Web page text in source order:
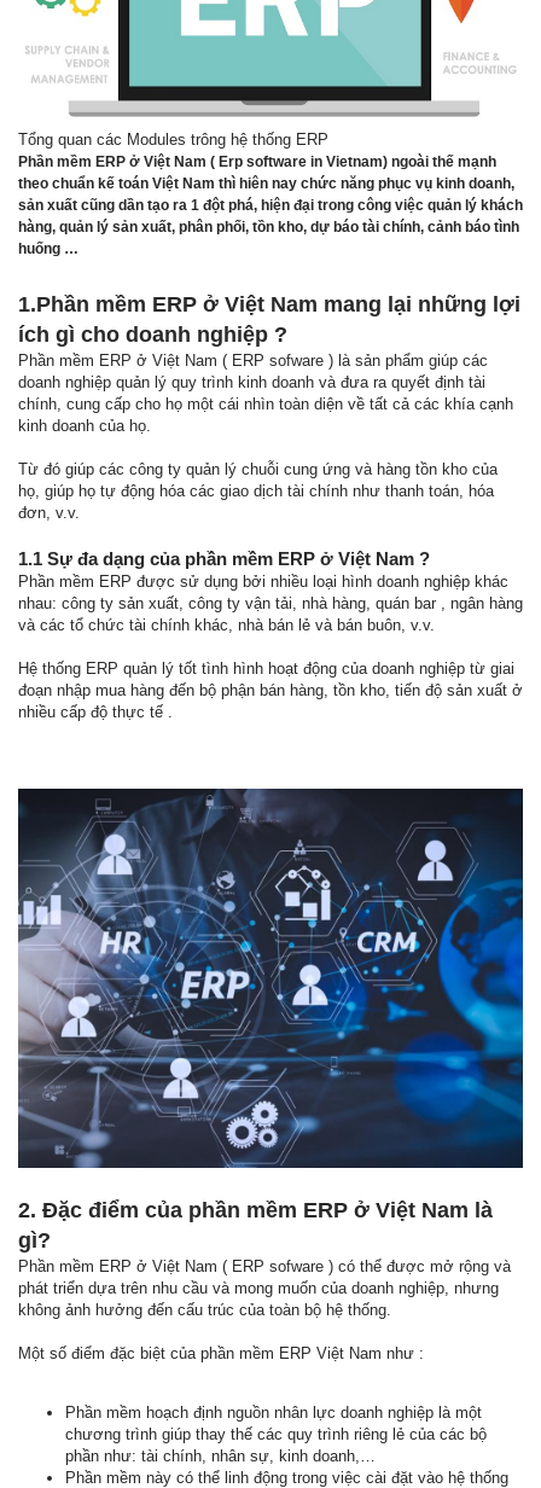
Tổng quan các Modules trông hệ thống ERP
Phần mềm ERP ở Việt Nam ( Erp software in Vietnam) ngoài thế mạnh
theo chuẩn kế toán Việt Nam thì hiên nay chức năng phục vụ kinh doanh,
sản xuất cũng dần tạo ra 1 đột phá, hiện đại trong công việc quản lý khách
hàng, quản lý sản xuất, phân phối, tồn kho, dự báo tài chính, cảnh báo tình
huống …
1.Phần mềm ERP ở Việt Nam mang lại những lợi
ích gì cho doanh nghiệp ?
Phần mềm ERP ở Việt Nam ( ERP sofware ) là sản phẩm giúp các
doanh nghiệp quản lý quy trình kinh doanh và đưa ra quyết định tài
chính, cung cấp cho họ một cái nhìn toàn diện về tất cả các khía cạnh
kinh doanh của họ.
Từ đó giúp các công ty quản lý chuỗi cung ứng và hàng tồn kho của
họ, giúp họ tự động hóa các giao dịch tài chính như thanh toán, hóa
đơn, v.v.
1.1 Sự đa dạng của phần mềm ERP ở Việt Nam ?
Phần mềm ERP được sử dụng bởi nhiều loại hình doanh nghiệp khác
nhau: công ty sản xuất, công ty vận tải, nhà hàng, quán bar , ngân hàng
và các tổ chức tài chính khác, nhà bán lẻ và bán buôn, v.v.
Hệ thống ERP quản lý tốt tình hình hoạt động của doanh nghiệp từ giai
đoạn nhập mua hàng đến bộ phận bán hàng, tồn kho, tiến độ sản xuất ở
nhiều cấp độ thực tế .
2. Đặc điểm của phần mềm ERP ở Việt Nam là
gì?
Phần mềm ERP ở Việt Nam ( ERP sofware ) có thể được mở rộng và
phát triển dựa trên nhu cầu và mong muốn của doanh nghiệp, nhưng
không ảnh hưởng đến cấu trúc của toàn bộ hệ thống.
Một số điểm đặc biệt của phần mềm ERP Việt Nam như :
Phần mềm hoạch định nguồn nhân lực doanh nghiệp là một
chương trình giúp thay thế các quy trình riêng lẻ của các bộ
phần như: tài chính, nhân sự, kinh doanh,…
Phần mềm này có thể linh động trong việc cài đặt vào hệ thống